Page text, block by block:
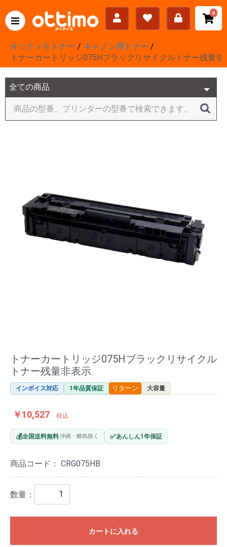
0
オッティモトナー
キャノン用トナー
トナーカートリッジ075Hブラックリサイクルトナー残量非
トナーカートリッジ075Hブラックリサイクル
トナー残量非表示
インボイス対応 1年品質保証 リターン 大容量
￥10,527 税込
💰全国送料無料沖縄・離島除く ✅あんしん1年保証
商品コード： CRG075HB
数量：
カートに入れる